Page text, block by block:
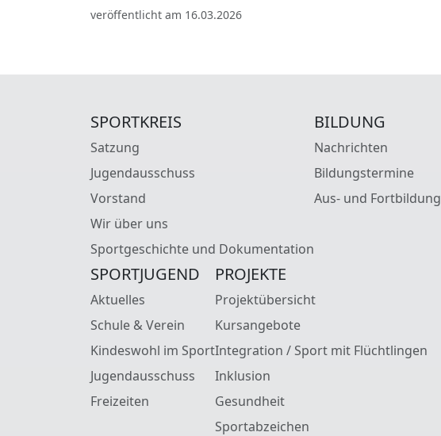
veröffentlicht am 16.03.2026
SPORTKREIS
Satzung
Jugendausschuss
Vorstand
Wir über uns
Sportgeschichte und Dokumentation
BILDUNG
Nachrichten
Bildungstermine
Aus- und Fortbildung
SPORTJUGEND
Aktuelles
Schule & Verein
Kindeswohl im Sport
Jugendausschuss
Freizeiten
PROJEKTE
Projektübersicht
Kursangebote
Integration / Sport mit Flüchtlingen
Inklusion
Gesundheit
Sportabzeichen